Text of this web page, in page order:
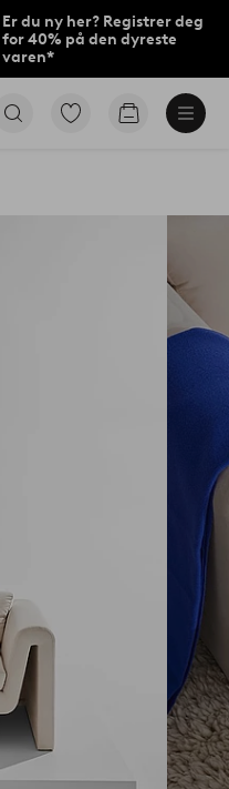
Er du ny her? Registrer deg
for 40% på den dyreste
varen*
Gå
Gå